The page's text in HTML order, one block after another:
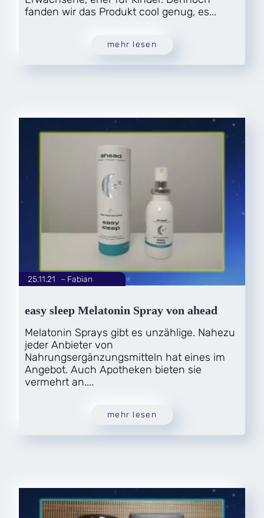
fanden wir das Produkt cool genug, es...
mehr lesen
easy sleep Melatonin Spray von ahead
Fabian
25.11.21
Melatonin Sprays gibt es unzählige. Nahezu
jeder Anbieter von
Nahrungsergänzungsmitteln hat eines im
Angebot. Auch Apotheken bieten sie
vermehrt an....
mehr lesen